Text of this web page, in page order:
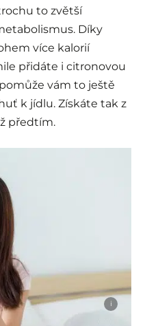
to zvětší
Díky
více kalorií
přidáte i citronovou
vám to ještě
k jídlu. Získáte tak z
předtím.
i